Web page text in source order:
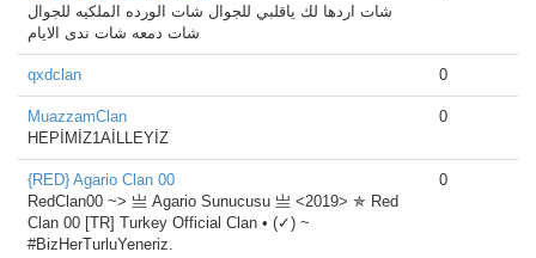
شات اردها لك ياقلبي للجوال شات الورده الملكيه للجوال
شات دمعه شات ندى الايام
qxdclan 0
MuazzamClan
HEPİMİZ1AİLLEYİZ
0
{RED} Agario Clan 00
RedClan00 ~> 亗 Agario Sunucusu 亗 <2019> ✯ Red
Clan 00 [TR] Turkey Official Clan • (✓) ~
#BizHerTurluYeneriz.
0